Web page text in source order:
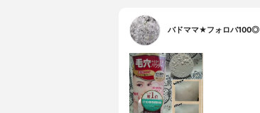
バドママ★フォロバ100◎